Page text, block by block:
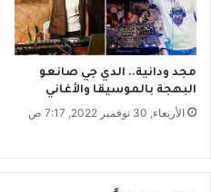
م
س
ت
ل
ز
مجد ودانية.. الدي جي صانعو
البهجة بالموسيقا والأغاني
الأربعاء, 30 نوفمبر 2022, 7:17 ص